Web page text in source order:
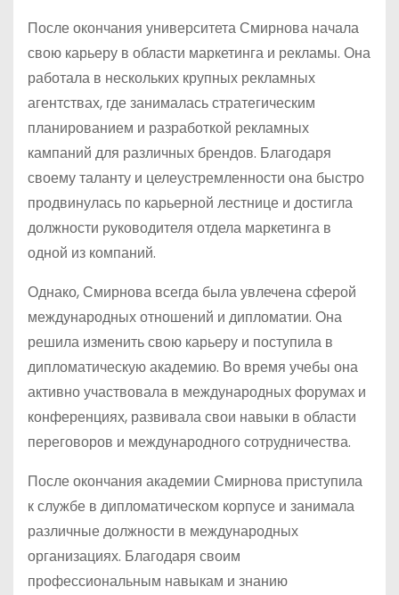
После окончания университета Смирнова начала
свою карьеру в области маркетинга и рекламы. Она
работала в нескольких крупных рекламных
агентствах, где занималась стратегическим
планированием и разработкой рекламных
кампаний для различных брендов. Благодаря
своему таланту и целеустремленности она быстро
продвинулась по карьерной лестнице и достигла
должности руководителя отдела маркетинга в
одной из компаний.
Однако, Смирнова всегда была увлечена сферой
международных отношений и дипломатии. Она
решила изменить свою карьеру и поступила в
дипломатическую академию. Во время учебы она
активно участвовала в международных форумах и
конференциях, развивала свои навыки в области
переговоров и международного сотрудничества.
После окончания академии Смирнова приступила
к службе в дипломатическом корпусе и занимала
различные должности в международных
организациях. Благодаря своим
профессиональным навыкам и знанию